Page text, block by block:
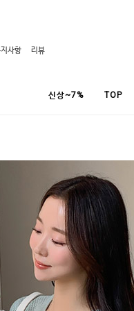
사항 리뷰
신상~7% TOP
코디아이템
특가상품
홈웨어
요가복
수영복
언더웨어
앱특가